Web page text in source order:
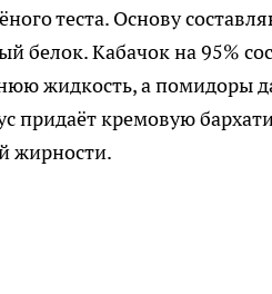
теста. Основу
белок. Кабачок на 95%
жидкость, а
придаёт кремовую
жирности.